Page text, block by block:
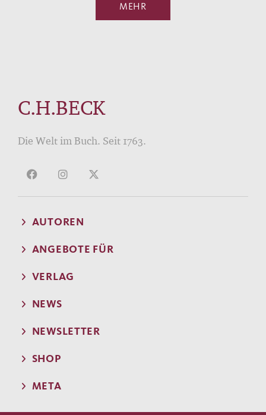
MEHR
C.H.BECK
Die Welt im Buch. Seit 1763.
AUTOREN
ANGEBOTE FÜR
VERLAG
NEWS
NEWSLETTER
SHOP
META